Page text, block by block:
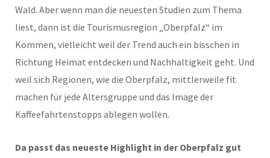
Wald. Aber wenn man die neuesten Studien zum Thema
liest, dann ist die Tourismusregion „Oberpfalz“ im
Kommen, vielleicht weil der Trend auch ein bisschen in
Richtung Heimat entdecken und Nachhaltigkeit geht. Und
weil sich Regionen, wie die Oberpfalz, mittlerweile fit
machen für jede Altersgruppe und das Image der
Kaffeefahrtenstopps ablegen wollen.
Da passt das neueste Highlight in der Oberpfalz gut